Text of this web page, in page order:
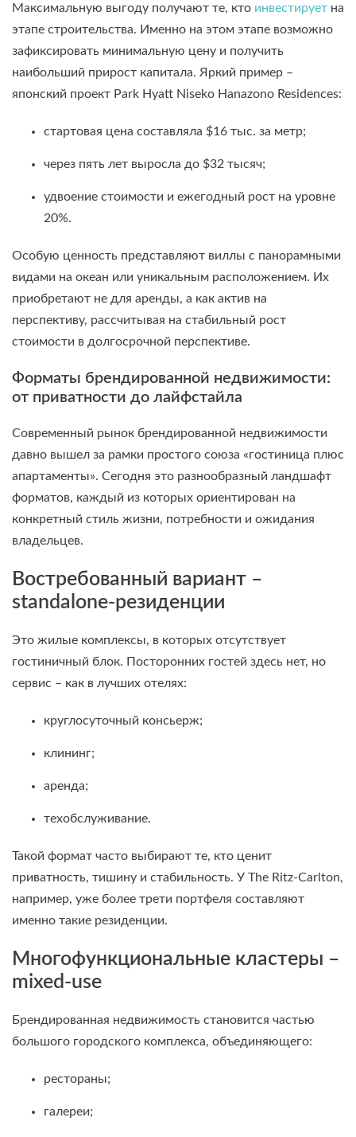
Максимальную выгоду получают те, кто инвестирует на
этапе строительства. Именно на этом этапе возможно
зафиксировать минимальную цену и получить
наибольший прирост капитала. Яркий пример –
японский проект Park Hyatt Niseko Hanazono Residences:
стартовая цена составляла $16 тыс. за метр;
через пять лет выросла до $32 тысяч;
удвоение стоимости и ежегодный рост на уровне
20%.
Особую ценность представляют виллы с панорамными
видами на океан или уникальным расположением. Их
приобретают не для аренды, а как актив на
перспективу, рассчитывая на стабильный рост
стоимости в долгосрочной перспективе.
Форматы брендированной недвижимости:
от приватности до лайфстайла
Современный рынок брендированной недвижимости
давно вышел за рамки простого союза «гостиница плюс
апартаменты». Сегодня это разнообразный ландшафт
форматов, каждый из которых ориентирован на
конкретный стиль жизни, потребности и ожидания
владельцев.
Востребованный вариант –
standalone-резиденции
Это жилые комплексы, в которых отсутствует
гостиничный блок. Посторонних гостей здесь нет, но
сервис – как в лучших отелях:
круглосуточный консьерж;
клининг;
аренда;
техобслуживание.
Такой формат часто выбирают те, кто ценит
приватность, тишину и стабильность. У The Ritz-Carlton,
например, уже более трети портфеля составляют
именно такие резиденции.
Многофункциональные кластеры –
mixed-use
Брендированная недвижимость становится частью
большого городского комплекса, объединяющего:
рестораны;
галереи;